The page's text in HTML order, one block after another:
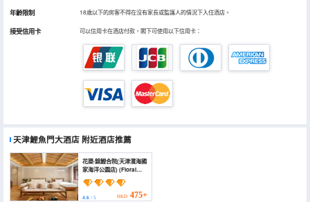
年齡限制 18歲以下的房客不得在沒有家長或監護人的情況下入住酒店。
接受信用卡 可以信用卡在酒店付款，閣下可使用以下信用卡：
天津鯉魚門大酒店 附近酒店推薦
花築·錦鯉合院(天津濱海國
家海洋公園店) (Floral
Hotel · Koi Courtyard
Hotel)
4.6 / 5 HKD 475+